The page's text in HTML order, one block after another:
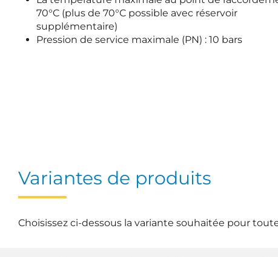
70°C (plus de 70°C possible avec réservoir
supplémentaire)
Pression de service maximale (PN) : 10 bars
Variantes de produits
Choisissez ci-dessous la variante souhaitée pour